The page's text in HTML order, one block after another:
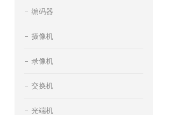
编码器
摄像机
录像机
交换机
光端机